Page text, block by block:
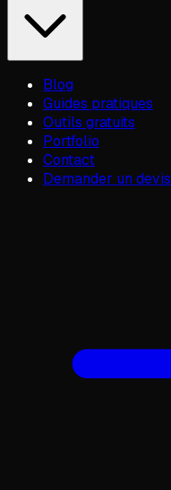
Blog
Guides pratiques
Outils gratuits
Portfolio
Contact
Demander un devis